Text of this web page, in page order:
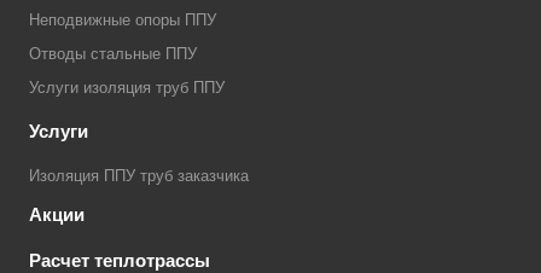
Неподвижные опоры ППУ
Отводы стальные ППУ
Услуги изоляция труб ППУ
Услуги
Изоляция ППУ труб заказчика
Акции
Расчет теплотрассы